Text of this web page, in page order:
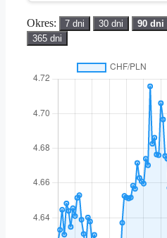
Okres: 7 dni 30 dni
90 dni
365 dni